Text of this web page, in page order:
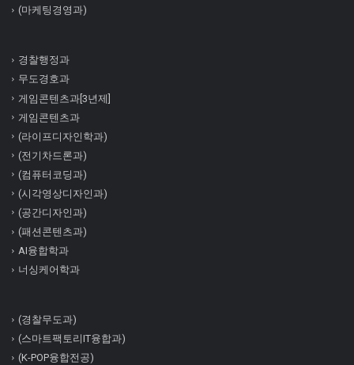
(마케팅경영과)
경찰행정과
무도경호과
게임콘텐츠과[3년제]
게임콘텐츠과
(라이프디자인학과)
(전기차드론과)
(컴퓨터코딩과)
(시각영상디자인과)
(공간디자인과)
(패션콘텐츠과)
AI융합학과
너싱케어학과
(경찰무도과)
(스마트팩토리IT융합과)
(K-POP융합전공)